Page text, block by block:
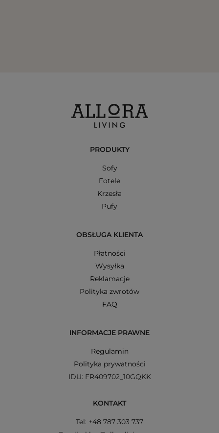
PRODUKTY
Sofy
Fotele
Krzesła
Pufy
OBSŁUGA KLIENTA
Płatności
Wysyłka
Reklamacje
Polityka zwrotów
FAQ
INFORMACJE PRAWNE
Regulamin
Polityka prywatności
IDU: FR409702_10GQKK
KONTAKT
Tel: +48 787 303 737